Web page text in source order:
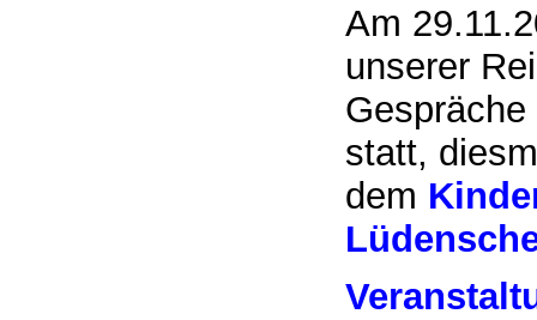
Am
unserer
statt,
dem